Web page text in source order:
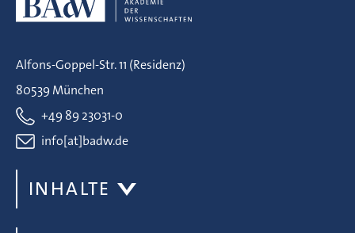
Alfons-Goppel-Str. 11 (Residenz)
80539 München
+49 89 23031-0
info[at]badw.de
INHALTE